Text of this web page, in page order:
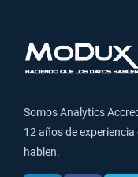
Somos Analytics
12 años de
hablen.